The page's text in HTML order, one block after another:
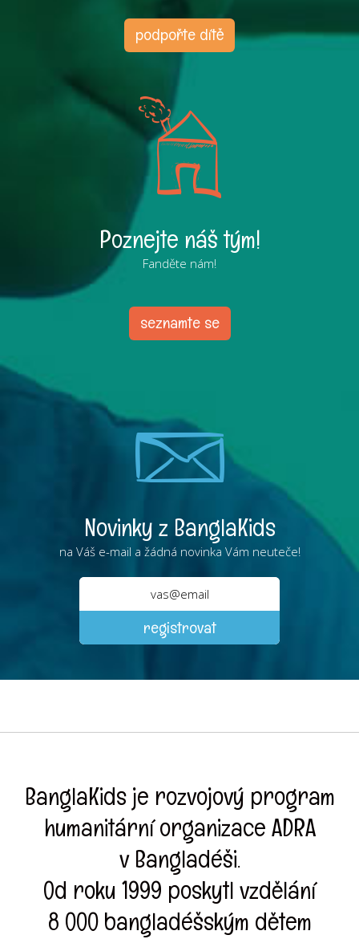
podpořte dítě
Poznejte náš tým!
Fanděte nám!
seznamte se
Novinky z BanglaKids
na Váš e-mail a žádná novinka Vám neuteče!
BanglaKids je rozvojový program
humanitární organizace ADRA
v Bangladéši.
Od roku 1999 poskytl vzdělání
8 000 bangladéšským dětem